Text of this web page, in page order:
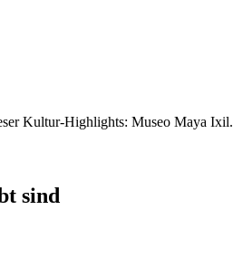
Kultur-Highlights: Museo Maya Ixil.
sind